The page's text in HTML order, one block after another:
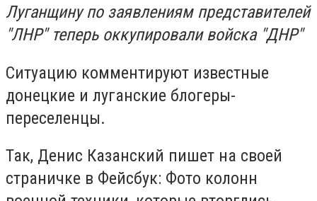
Луганщину по заявлениям представителей
"ЛНР" теперь оккупировали войска "ДНР"
Ситуацию комментируют известные
донецкие и луганские блогеры-
переселенцы.
Так, Денис Казанский пишет на своей
страничке в Фейсбук: Фото колонн